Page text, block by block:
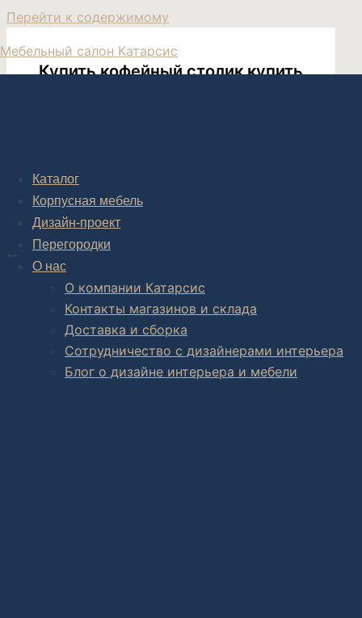
Перейти к содержимому
Мебельный салон Катарсис
Каталог
Корпусная мебель
Дизайн-проект
Перегородки
О нас
О компании Катарсис
Контакты магазинов и склада
Доставка и сборка
Сотрудничество с дизайнерами интерьера
Блог о дизайне интерьера и мебели
Купить кофейный столик купить
Post navigation
НАЗАД
Прикроватный столик (кожа) Great
Комплексное обустройство интерьера: замер, подготовка
интернет магазине дизайнерской